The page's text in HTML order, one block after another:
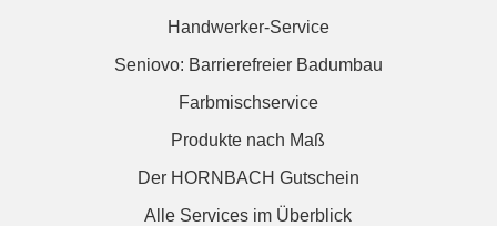
Handwerker-Service
Seniovo: Barrierefreier Badumbau
Farbmischservice
Produkte nach Maß
Der HORNBACH Gutschein
Alle Services im Überblick